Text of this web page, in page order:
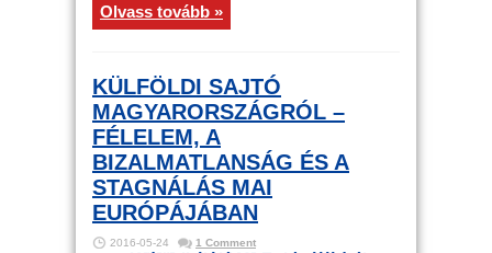
Olvass tovább »
KÜLFÖLDI SAJTÓ
MAGYARORSZÁGRÓL –
FÉLELEM, A
BIZALMATLANSÁG ÉS A
STAGNÁLÁS MAI
EURÓPÁJÁBAN
2016-05-24 1 Comment